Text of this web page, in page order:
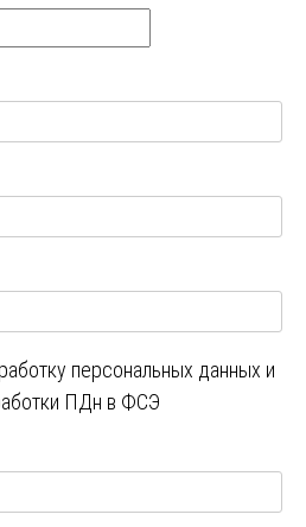
персональных данных и
ПДн в ФСЭ